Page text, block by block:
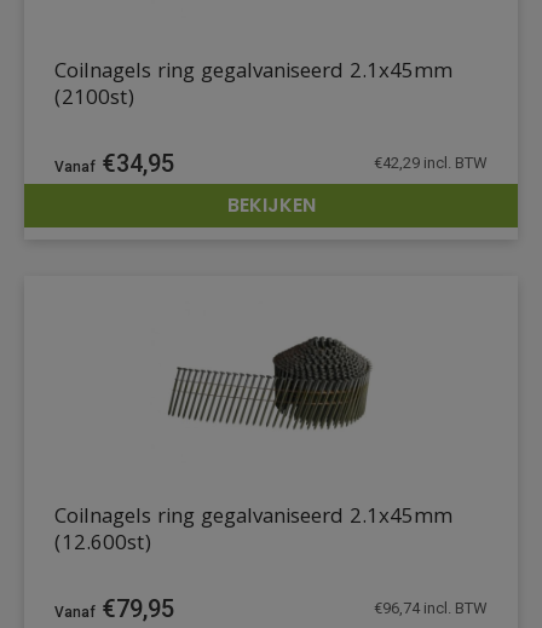
DETAILS
Coilnagels ring gegalvaniseerd 2.1x45mm
(2100st)
€34,95 €42,29 incl. BTW
BEKIJKEN
Coilnagels ring gegalvaniseerd 2.1x45mm
(12.600st)
€79,95 €96,74 incl. BTW